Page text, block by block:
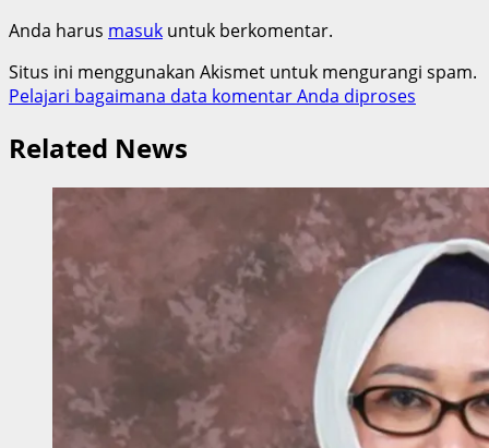
Anda harus masuk untuk berkomentar.
Situs ini menggunakan Akismet untuk mengurangi spam.
Pelajari bagaimana data komentar Anda diproses
Related News